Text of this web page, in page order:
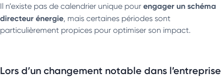
Il n’existe pas de calendrier unique pour engager un schéma
directeur énergie, mais certaines périodes sont
particulièrement propices pour optimiser son impact.
Lors d’un changement notable dans l’entreprise